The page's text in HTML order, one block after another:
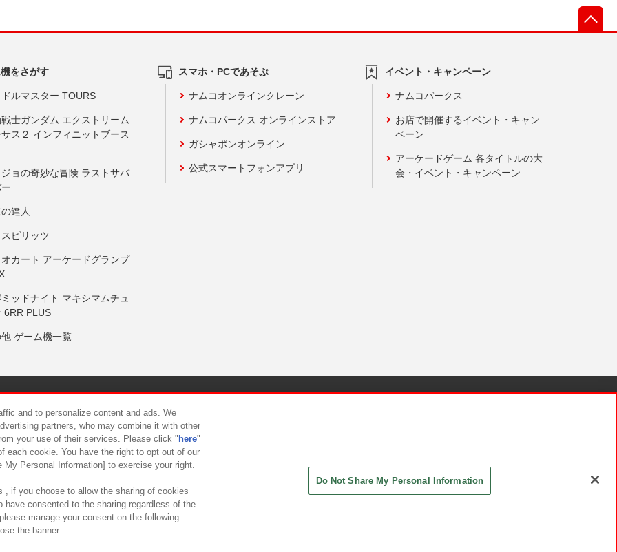
をさがす
ルマスター TOURS
士ガンダム エクストリーム
ス２ インフィニットブース
ョの奇妙な冒険 ラストサバ
達人
ピリッツ
カート アーケードグランプ
ッドナイト マキシマムチュ
6RR PLUS
ゲーム機一覧
スマホ・PCであそぶ
ナムコオンラインクレーン
ナムコパークス オンラインストア
ガシャポンオンライン
公式スマートフォンアプリ
イベント・キャンペーン
ナムコパークス
お店で開催するイベント・キャン
ペーン
アーケードゲーム 各タイトルの大
会・イベント・キャンペーン
について カスタマーハラスメント対応方針
and to personalize content and ads. We
partners, who may combine it with other
your use of their services. Please click " here"
each cookie. You have the right to opt out of our
Personal Information] to exercise your right.
, if you choose to allow the sharing of cookies
have consented to the sharing regardless of the
manage your consent on the following
the banner.
Do Not Share My Personal Information